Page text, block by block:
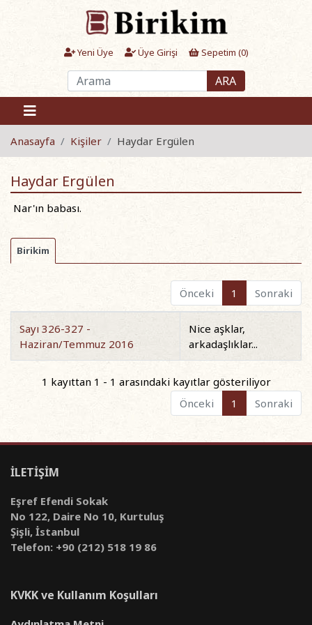
Yeni Üye Üye Girişi Sepetim (0)
ARA
Anasayfa Kişiler Haydar Ergülen
Haydar Ergülen
Nar'ın babası.
Birikim
Önceki 1 Sonraki
Sayı 326-327 -
Haziran/Temmuz 2016
Nice aşklar,
arkadaşlıklar...
1 kayıttan 1 - 1 arasındaki kayıtlar gösteriliyor
Önceki
1 Sonraki
İLETİŞİM
Eşref Efendi Sokak
No 122, Daire No 10, Kurtuluş
Şişli, İstanbul
Telefon: +90 (212) 518 19 86
KVKK ve Kullanım Koşulları